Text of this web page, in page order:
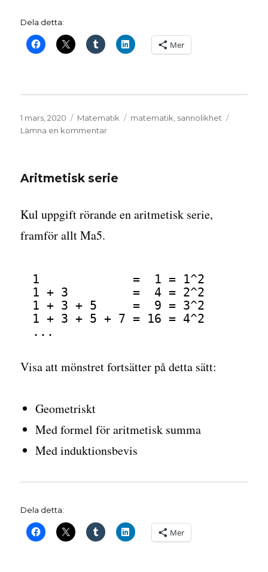
Dela detta:
Mer
Publicerat
den
1 mars, 2020 Kategorier
Matematik Etiketter
matematik, sannolikhet
Lämna en kommentartill
kedja
Aritmetisk serie
Kul uppgift rörande en aritmetisk serie,
framför allt Ma5.
1             =  1 = 1^2
1 + 3         =  4 = 2^2
1 + 3 + 5     =  9 = 3^2
1 + 3 + 5 + 7 = 16 = 4^2
...
Visa att mönstret fortsätter på detta sätt:
Geometriskt
Med formel för aritmetisk summa
Med induktionsbevis
Dela detta:
Mer